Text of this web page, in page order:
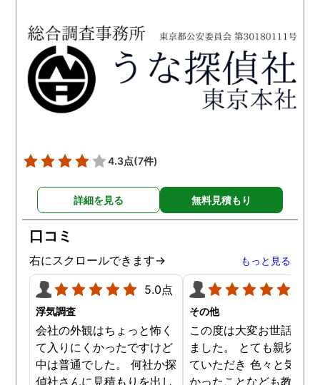
た。 調査も私の望む結果を
得るべく、尽力して頂き、
密に連絡をいただきなが
ら、丁寧に対応してくださ
いました。 おかげで、とて
も、不安で日々辛い気持ち
対応して頂いた上に、かな
り迅速に弁護士に関するア
ドバイスを頂き繋いで下さ
った事、本当に感謝してい
ます。
何かありましたらご相談
せて頂きたいと思います
4.3点(7件)
詳細を見る 無料見積もり
口コミ
右にスクロールできます→ もっと見る
5.0点
浮気調査
会社の外観はちょっと怖く
て入りにくかったですけど
中は普通でした。 何社か探
偵社さんに見積もりを出し
その他
この度は大変お世話にな
ました。 とても親切に
ていただき 色々と気付
かったことなども教えて